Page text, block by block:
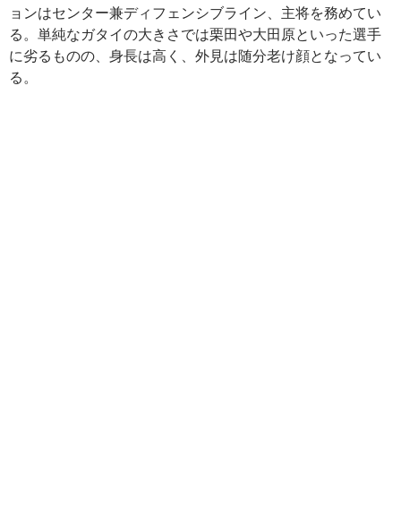
ョンはセンター兼ディフェンシブライン、主将を務めてい
る。単純なガタイの大きさでは栗田や大田原といった選手
に劣るものの、身長は高く、外見は随分老け顔となってい
る。